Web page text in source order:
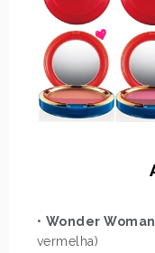
• Wonder
vermelha)